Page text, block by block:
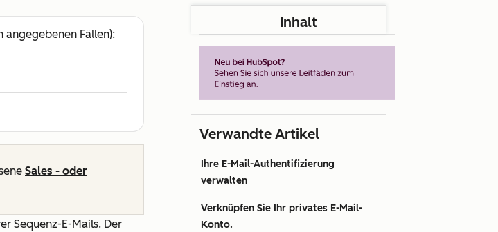
Fällen):
Sales - oder
Sequenz-E-Mails. Der
Inhalt
Verwandte Artikel
Ihre E-Mail-Authentifizierung
verwalten
Verknüpfen Sie Ihr privates E-Mail-
Konto.